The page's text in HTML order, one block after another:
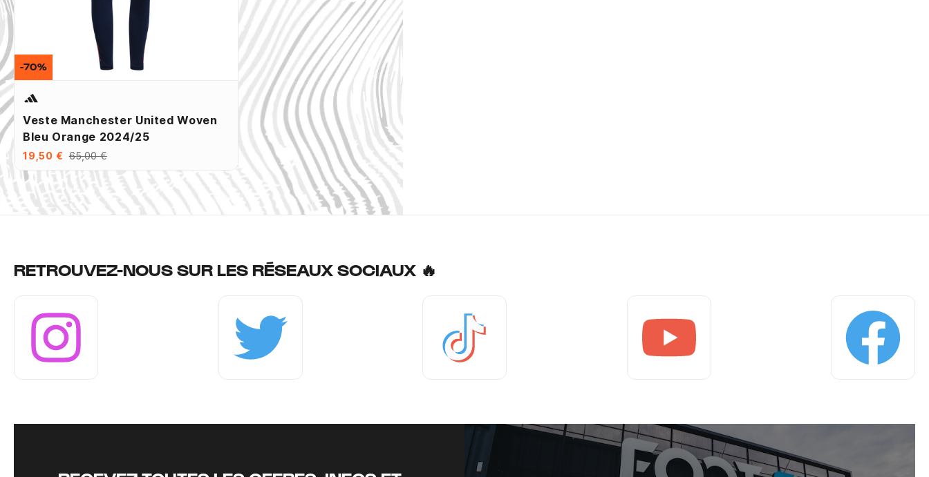
Veste Manchester United Woven
Bleu Orange 2024/25
19,50 € 65,00 €
-70%
RETROUVEZ-NOUS SUR LES RÉSEAUX SOCIAUX 🔥